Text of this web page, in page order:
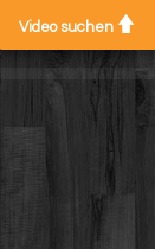
Video suchen